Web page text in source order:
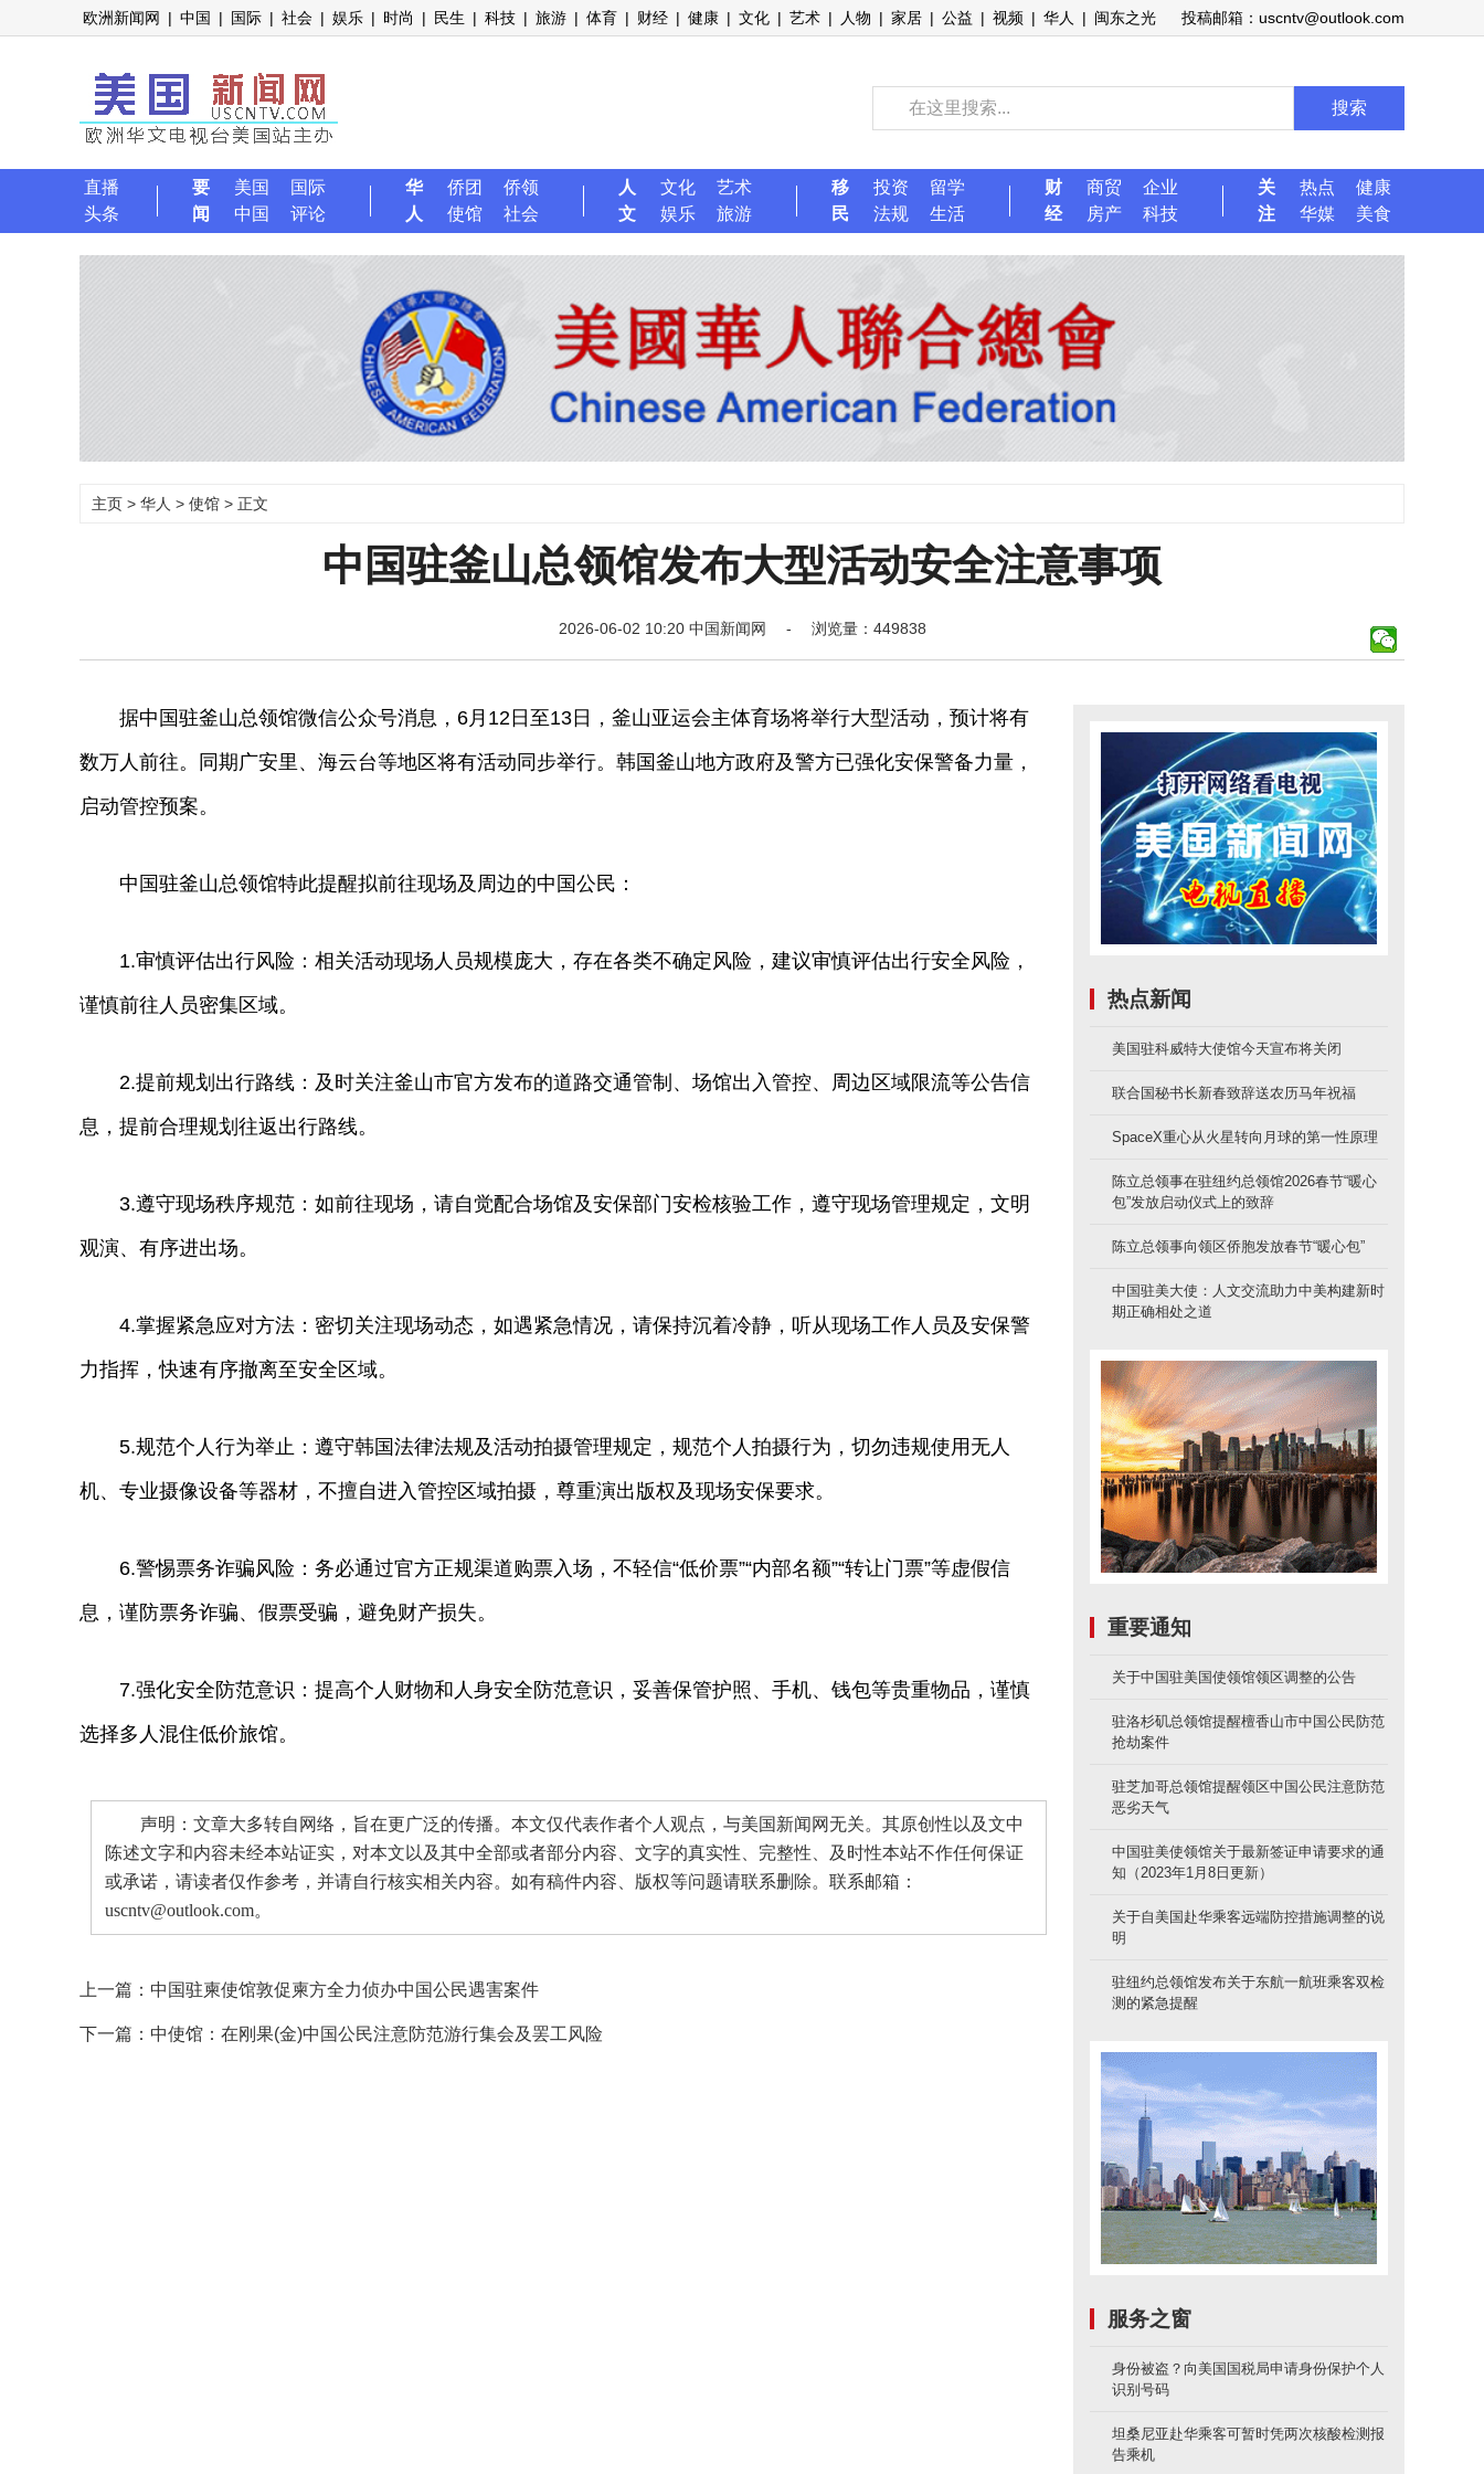
欧洲新闻网 | 中国 | 国际 | 社会 | 娱乐 | 时尚 | 民生 | 科技 | 旅游 | 体育 | 财经 | 健康 | 文化 | 艺术 | 人物 | 家居 | 公益 | 视频 | 华人 | 闽东之光 投稿邮箱：uscntv@outlook.com
搜索
直播
头条
要
闻
美国
国际
中国
评论
华
人
侨团
侨领
使馆
社会
人
文
文化
艺术
娱乐
旅游
移
民
投资
留学
法规
生活
财
经
商贸
企业
房产
科技
关
注
热点
健康
华媒
美食
主页 > 华人 > 使馆 > 正文
中国驻釜山总领馆发布大型活动安全注意事项
2026-06-02 10:20 中国新闻网 - 浏览量：449838
据中国驻釜山总领馆微信公众号消息，6月12日至13日，釜山亚运会主体育场将举行大型活动，预计将有
数万人前往。同期广安里、海云台等地区将有活动同步举行。韩国釜山地方政府及警方已强化安保警备力量，
启动管控预案。
中国驻釜山总领馆特此提醒拟前往现场及周边的中国公民：
1.审慎评估出行风险：相关活动现场人员规模庞大，存在各类不确定风险，建议审慎评估出行安全风险，
谨慎前往人员密集区域。
2.提前规划出行路线：及时关注釜山市官方发布的道路交通管制、场馆出入管控、周边区域限流等公告信
息，提前合理规划往返出行路线。
3.遵守现场秩序规范：如前往现场，请自觉配合场馆及安保部门安检核验工作，遵守现场管理规定，文明
观演、有序进出场。
4.掌握紧急应对方法：密切关注现场动态，如遇紧急情况，请保持沉着冷静，听从现场工作人员及安保警
力指挥，快速有序撤离至安全区域。
5.规范个人行为举止：遵守韩国法律法规及活动拍摄管理规定，规范个人拍摄行为，切勿违规使用无人
机、专业摄像设备等器材，不擅自进入管控区域拍摄，尊重演出版权及现场安保要求。
6.警惕票务诈骗风险：务必通过官方正规渠道购票入场，不轻信“低价票”“内部名额”“转让门票”等虚假信
息，谨防票务诈骗、假票受骗，避免财产损失。
7.强化安全防范意识：提高个人财物和人身安全防范意识，妥善保管护照、手机、钱包等贵重物品，谨慎
选择多人混住低价旅馆。
声明：文章大多转自网络，旨在更广泛的传播。本文仅代表作者个人观点，与美国新闻网无关。其原创性以及文中
陈述文字和内容未经本站证实，对本文以及其中全部或者部分内容、文字的真实性、完整性、及时性本站不作任何保证
或承诺，请读者仅作参考，并请自行核实相关内容。如有稿件内容、版权等问题请联系删除。联系邮箱：
uscntv@outlook.com。
上一篇： 中国驻柬使馆敦促柬方全力侦办中国公民遇害案件
下一篇： 中使馆：在刚果(金)中国公民注意防范游行集会及罢工风险
热点新闻
美国驻科威特大使馆今天宣布将关闭
联合国秘书长新春致辞送农历马年祝福
SpaceX重心从火星转向月球的第一性原理
陈立总领事在驻纽约总领馆2026春节“暖心
包”发放启动仪式上的致辞
陈立总领事向领区侨胞发放春节“暖心包”
中国驻美大使：人文交流助力中美构建新时
期正确相处之道
重要通知
关于中国驻美国使领馆领区调整的公告
驻洛杉矶总领馆提醒檀香山市中国公民防范
抢劫案件
驻芝加哥总领馆提醒领区中国公民注意防范
恶劣天气
中国驻美使领馆关于最新签证申请要求的通
知（2023年1月8日更新）
关于自美国赴华乘客远端防控措施调整的说
明
驻纽约总领馆发布关于东航一航班乘客双检
测的紧急提醒
服务之窗
身份被盗？向美国国税局申请身份保护个人
识别号码
坦桑尼亚赴华乘客可暂时凭两次核酸检测报
告乘机